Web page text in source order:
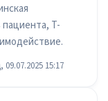
T-
15:17